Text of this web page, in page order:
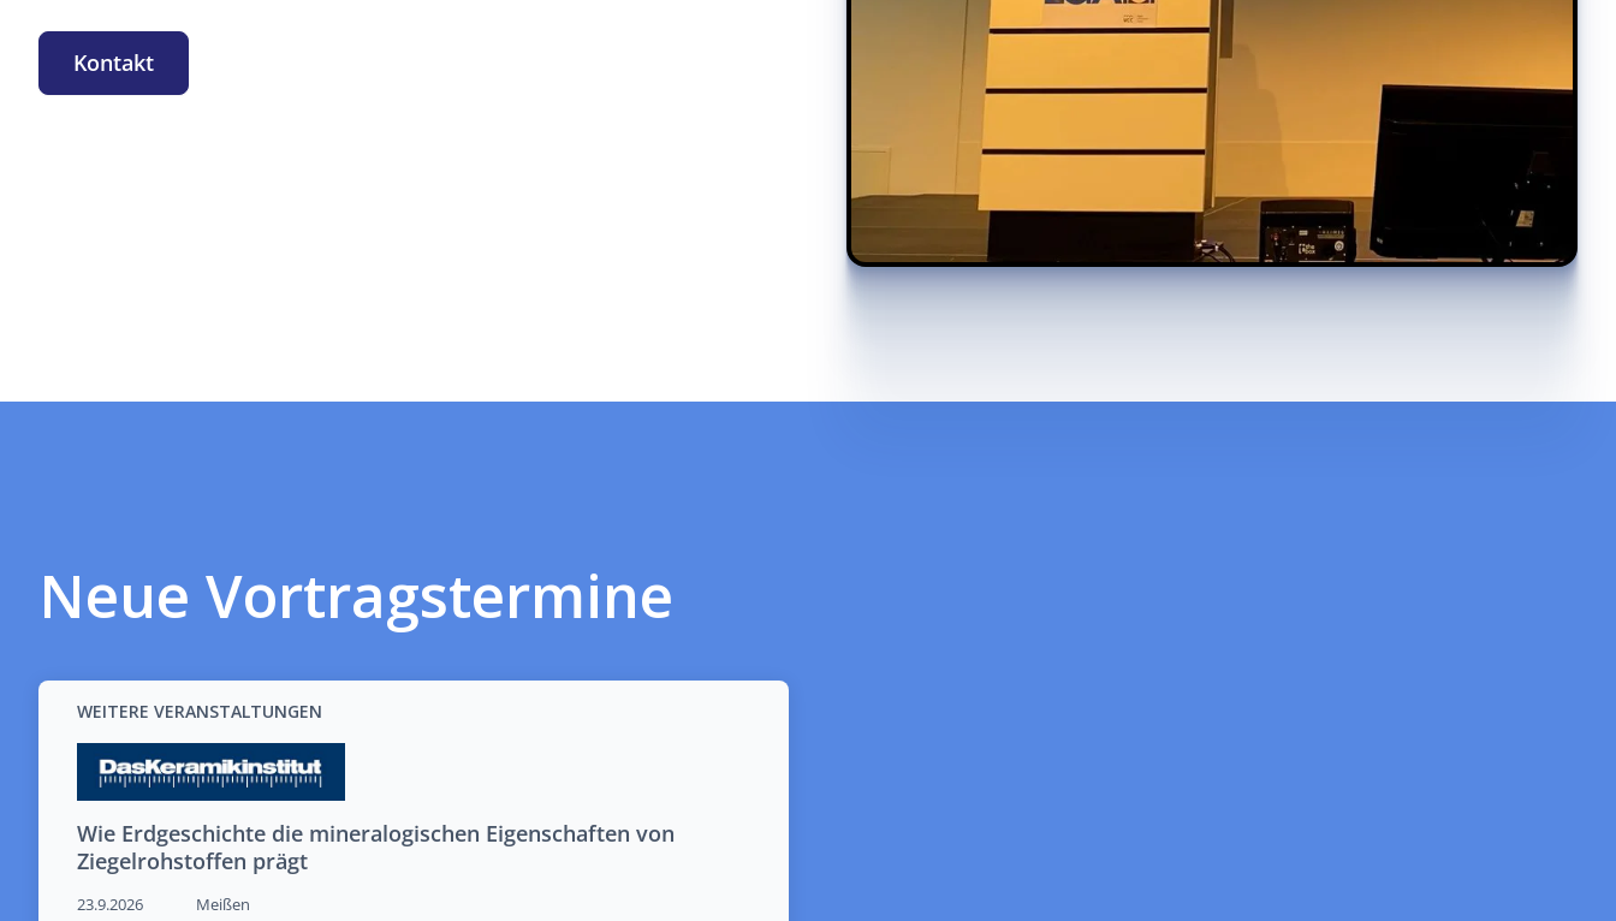
Kontakt
Neue Vortragstermine
WEITERE VERANSTALTUNGEN
Wie Erdgeschichte die mineralogischen Eigenschaften von
Ziegelrohstoffen prägt
23.9.2026
Meißen